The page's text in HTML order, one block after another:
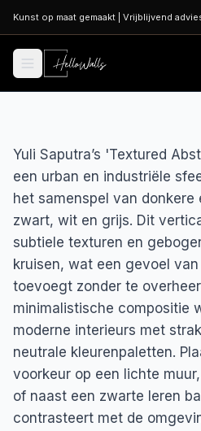
Ga naar hoofdinhoud
Kunst op maat gemaakt Vrijblijvend
Yuli Saputra’s 'Textured
een urban en industriële
het samenspel van
zwart, wit en grijs. Dit
subtiele texturen en
kruisen, wat een gevoel
toevoegt zonder te
minimalistische compositie
moderne interieurs met
neutrale kleurenpaletten.
voorkeur op een lichte
of naast een zwarte leren
contrasteert met de